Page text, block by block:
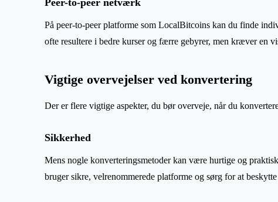
Peer-to-peer netværk
På peer-to-peer platforme som LocalBitcoins kan du finde
ofte resultere i bedre kurser og færre gebyrer, men kræver en
Vigtige overvejelser ved konvertering
Der er flere vigtige aspekter, du bør overveje, når du
Sikkerhed
Mens nogle konverteringsmetoder kan være hurtige og
bruger sikre, velrenommerede platforme og sørg for at